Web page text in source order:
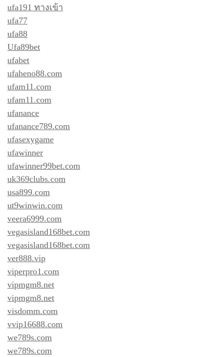
ufa191 ทางเข้า
ufa77
ufa88
Ufa89bet
ufabet
ufaheno88.com
ufam11.com
ufam11.com
ufanance
ufanance789.com
ufasexygame
ufawinner
ufawinner99bet.com
uk369clubs.com
usa899.com
ut9winwin.com
veera6999.com
vegasisland168bet.com
vegasisland168bet.com
ver888.vip
viperpro1.com
vipmgm8.net
vipmgm8.net
visdomm.com
vvip16688.com
we789s.com
we789s.com